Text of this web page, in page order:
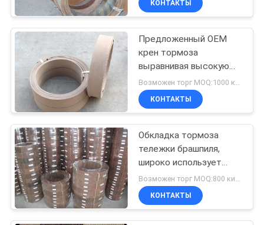
Азбест
освобождает
обкладку тормоза
Лист трением
материальный
КОНТАКТЫ
Предложенный OEM
крен тормоза
выравнивая высокую
цепкость для
приемистости
кораблей легкой
Возможен торг MOQ:1000 килограммов
КОНТАКТЫ
Обкладка тормоза
тележки брашпиля,
широко использует
промышленную
обкладку тормоза
азбеста
КОНТАКТЫ